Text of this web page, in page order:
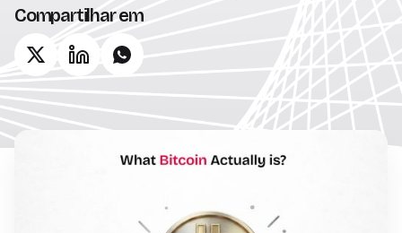
Compartilhar em